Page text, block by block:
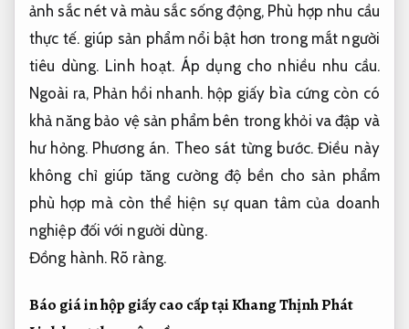
ảnh sắc nét và màu sắc sống động, Phù hợp nhu cầu
thực tế. giúp sản phẩm nổi bật hơn trong mắt người
tiêu dùng. Linh hoạt. Áp dụng cho nhiều nhu cầu.
Ngoài ra, Phản hồi nhanh.hộp giấy bìa cứng còn có
khả năng bảo vệ sản phẩm bên trong khỏi va đập và
hư hỏng. Phương án. Theo sát từng bước.Điều này
không chỉ giúp tăng cường độ bền cho sản phẩm
phù hợp mà còn thể hiện sự quan tâm của doanh
nghiệp đối với người dùng.
Đồng hành. Rõ ràng.
Báo giá in hộp giấy cao cấp tại Khang Thịnh Phát